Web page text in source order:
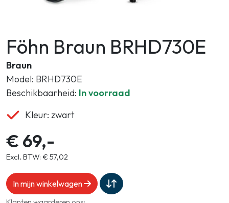
Föhn Braun BRHD730E
Braun
Model: BRHD730E
Beschikbaarheid: In voorraad
Kleur: zwart
€ 69,-
Excl. BTW: € 57,02
In mijn winkelwagen